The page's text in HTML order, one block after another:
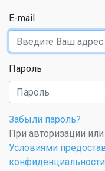
E-mail
Пароль
Забыли пароль?
При авторизации
Условиями
конфиденциальности